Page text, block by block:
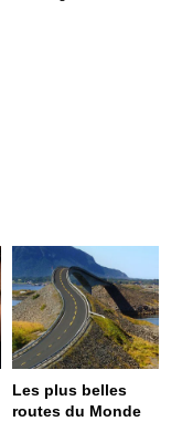
Les plus belles
routes du Monde